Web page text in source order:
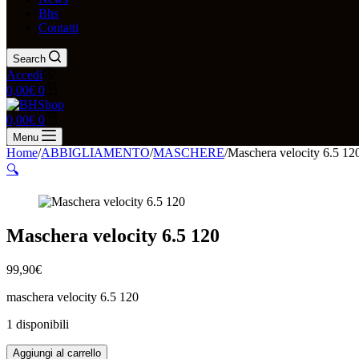
Bhs
Contatti
Search
Accedi
0,00€ 0
0,00€ 0
Menu
Home/ABBIGLIAMENTO/MASCHERE/Maschera velocity 6.5
🔍
Maschera velocity 6.5 120
99,90€
maschera velocity 6.5 120
1 disponibili
Aggiungi al carrello